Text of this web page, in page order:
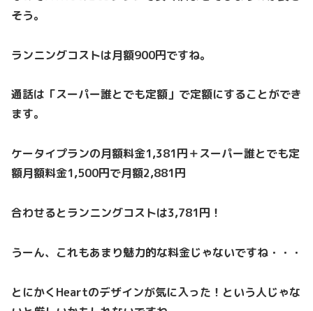
そう。
ランニングコストは月額900円ですね。
通話は「スーパー誰とでも定額」で定額にすることができ
ます。
ケータイプランの月額料金1,381円＋スーパー誰とでも定
額月額料金1,500円で月額2,881円
合わせるとランニングコストは3,781円！
うーん、これもあまり魅力的な料金じゃないですね・・・
とにかくHeartのデザインが気に入った！という人じゃな